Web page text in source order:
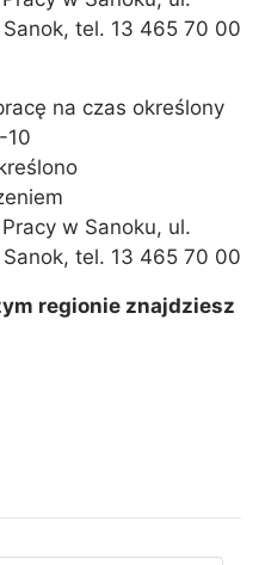
tel. 13 465 70 00
na czas określony
10
w Sanoku, ul.
tel. 13 465 70 00
regionie znajdziesz